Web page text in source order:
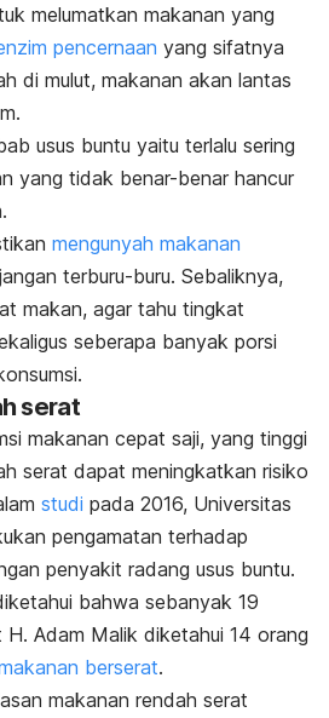
melumatkan makanan yang
pencernaan yang sifatnya
di mulut, makanan akan lantas
usus buntu yaitu terlalu sering
yang tidak benar-benar hancur
mengunyah makanan
terburu-buru. Sebaliknya,
makan, agar tahu tingkat
seberapa banyak porsi
serat
makanan cepat saji, yang tinggi
serat dapat meningkatkan risiko
studi pada 2016, Universitas
pengamatan terhadap
penyakit radang usus buntu.
bahwa sebanyak 19
H. Adam Malik diketahui 14 orang
berserat.
makanan rendah serat